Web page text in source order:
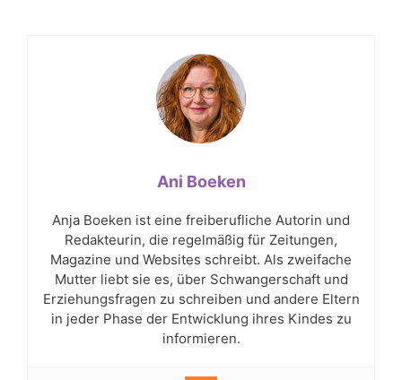
Ani Boeken
Anja Boeken ist eine freiberufliche Autorin und
Redakteurin, die regelmäßig für Zeitungen,
Magazine und Websites schreibt. Als zweifache
Mutter liebt sie es, über Schwangerschaft und
Erziehungsfragen zu schreiben und andere Eltern
in jeder Phase der Entwicklung ihres Kindes zu
informieren.